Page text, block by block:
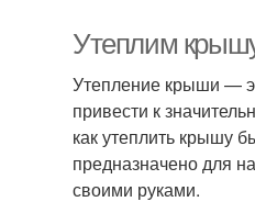
Утеплим
Утепление крыши —
привести к
как утеплить крышу
предназначено для
своими руками.